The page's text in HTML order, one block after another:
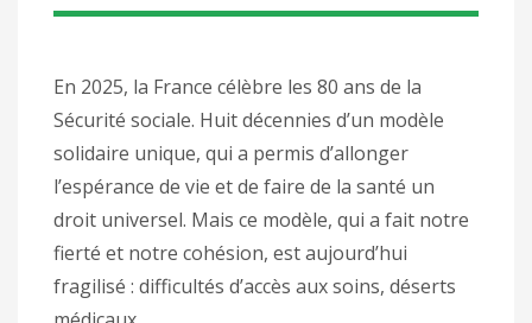
En 2025, la France célèbre les 80 ans de la
Sécurité sociale. Huit décennies d’un modèle
solidaire unique, qui a permis d’allonger
l’espérance de vie et de faire de la santé un
droit universel. Mais ce modèle, qui a fait notre
fierté et notre cohésion, est aujourd’hui
fragilisé : difficultés d’accès aux soins, déserts